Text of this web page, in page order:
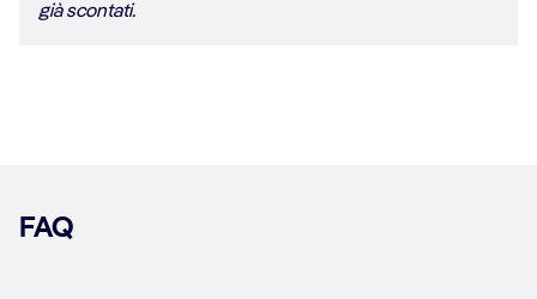
già scontati.
FAQ